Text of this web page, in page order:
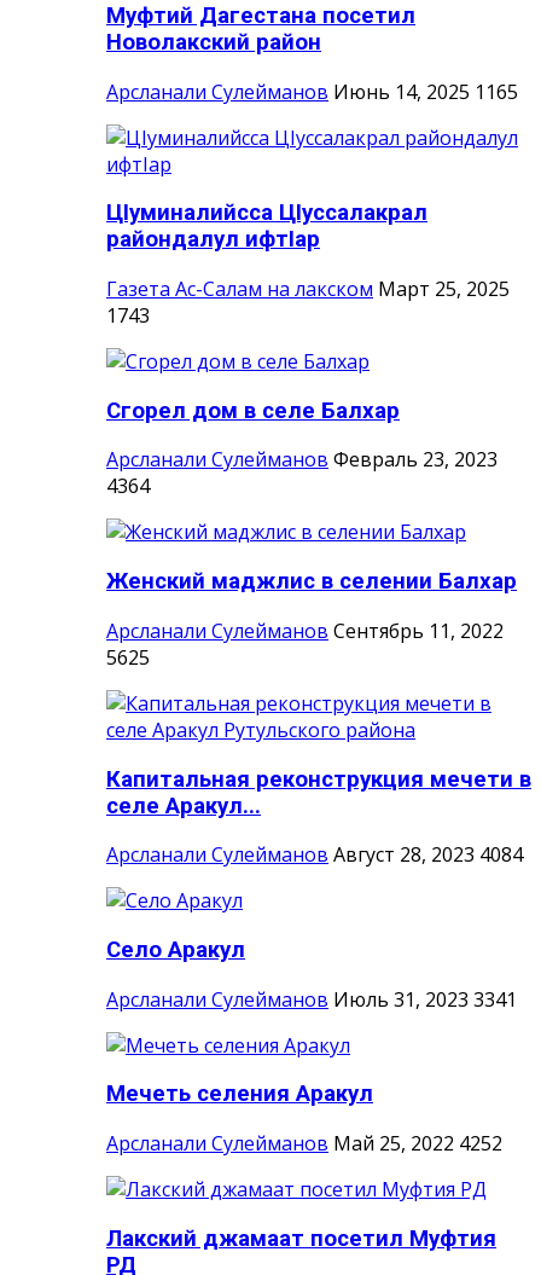
Муфтий Дагестана посетил
Новолакский район
Арсланали Сулейманов Июнь 14, 2025 1165
ЦIуминалийсса ЦIуссалакрал
райондалул ифтIар
Газета Ас-Салам на лакском Март 25, 2025
1743
Сгорел дом в селе Балхар
Арсланали Сулейманов Февраль 23, 2023
4364
Женский маджлис в селении Балхар
Арсланали Сулейманов Сентябрь 11, 2022
5625
Капитальная реконструкция мечети в
селе Аракул...
Арсланали Сулейманов Август 28, 2023 4084
Село Аракул
Арсланали Сулейманов Июль 31, 2023 3341
Мечеть селения Аракул
Арсланали Сулейманов Май 25, 2022 4252
Лакский джамаат посетил Муфтия
РД